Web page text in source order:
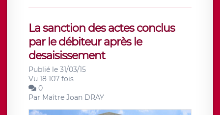
La sanction des actes conclus
par le débiteur après le
desaisissement
Publié le 31/03/15
Vu 18 107 fois
0
Par Maître Joan DRAY